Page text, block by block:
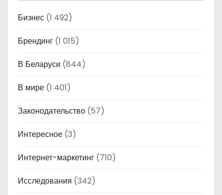
Бизнес (1 492)
Брендинг (1 015)
В Беларуси (844)
В мире (1 401)
Законодательство (57)
Интересное (3)
Интернет-маркетинг (710)
Исследования (342)